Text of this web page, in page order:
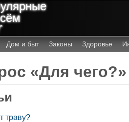
Дом и быт Законы Здоровье
«Для чего?»
траву?